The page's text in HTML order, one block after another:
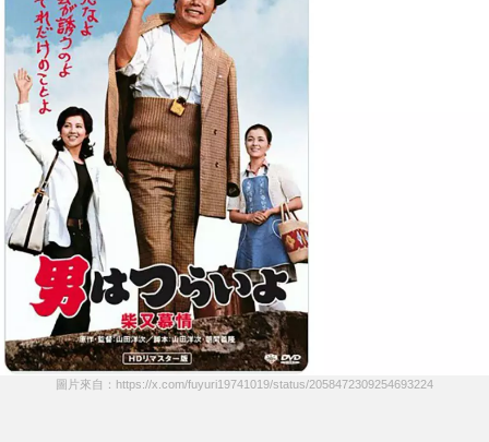
圖片來自：https://x.com/fuyuri19741019/status/2058472309254693224